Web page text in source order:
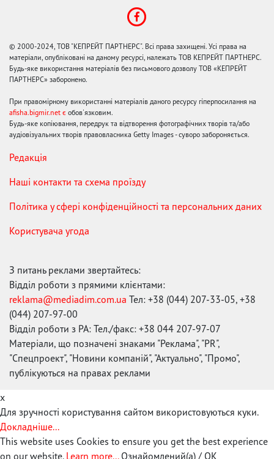
© 2000-2024, ТОВ "КЕПРЕЙТ ПАРТНЕРС". Всі права захищені. Усі права на
матеріали, опубліковані на даному ресурсі, належать ТОВ КЕПРЕЙТ ПАРТНЕРС.
Будь-яке використання матеріалів без письмового дозволу ТОВ «КЕПРЕЙТ
ПАРТНЕРС» заборонено.
При правомірному використанні матеріалів даного ресурсу гіперпосилання на
afisha.bigmir.net є обов'язковим.
Будь-яке копіювання, передрук та відтворення фотографічних творів та/або
аудіовізуальних творів правовласника Getty Images - суворо забороняється.
Редакція
Наші контакти та схема проїзду
Політика у сфері конфіденційності та персональних даних
Користувача угода
З питань реклами звертайтесь:
Відділ роботи з прямими клієнтами:
reklama@mediadim.com.ua Тел: +38 (044) 207-33-05, +38
(044) 207-97-00
Відділ роботи з РА: Тел./факс: +38 044 207-97-07
Матеріали, що позначені знаками "Реклама", "PR",
"Спецпроект", "Новини компаній", "Актуально", "Промо",
публікуються на правах реклами
x
Для зручності користування сайтом використовуються куки.
Докладніше...
This website uses Cookies to ensure you get the best experience
on our website. Learn more... Ознайомлений(а) / OK